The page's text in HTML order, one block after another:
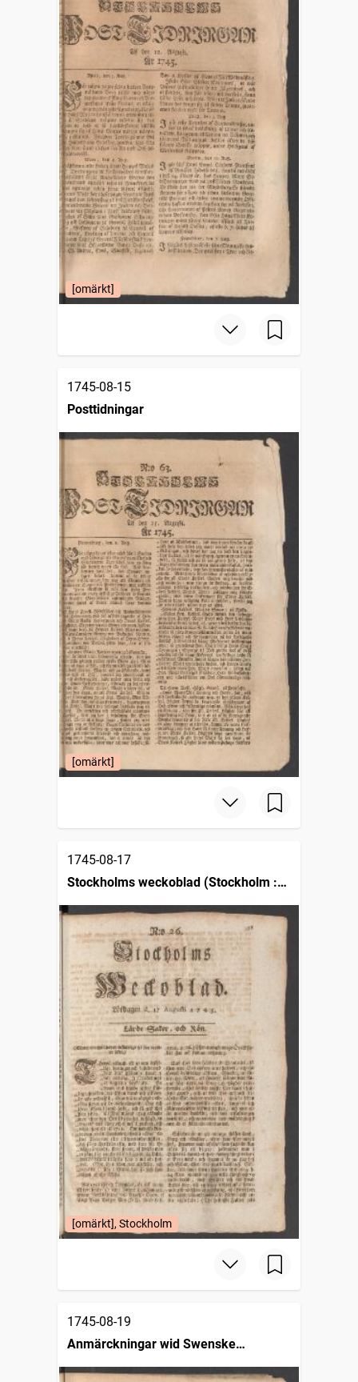
[omärkt]
1745-08-15
Posttidningar
[omärkt]
1745-08-17
Stockholms weckoblad (Stockholm :
[omärkt], Stockholm
1745-08-19
Anmärckningar wid Swenske
posttidningarne